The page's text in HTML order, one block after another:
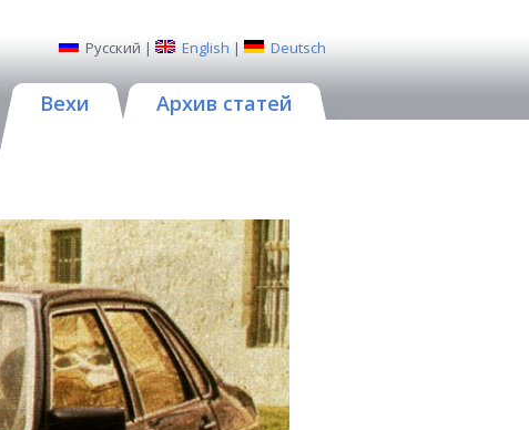
Русский | English | Deutsch
Вехи Архив статей